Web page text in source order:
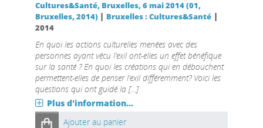
Cultures&Santé, Bruxelles, 6 mai 2014 (01,
Bruxelles, 2014) | Bruxelles : Cultures&Santé|
2014
En quoi les actions culturelles menées avec des
personnes ayant vécu l’exil ont-elles un effet bénéfique
sur la santé ? En quoi les créations qui en débouchent
permettent-elles de penser l’exil différemment? Voici les
questions qui ont guidé la [...]
Plus d'information...
Ajouter au panier